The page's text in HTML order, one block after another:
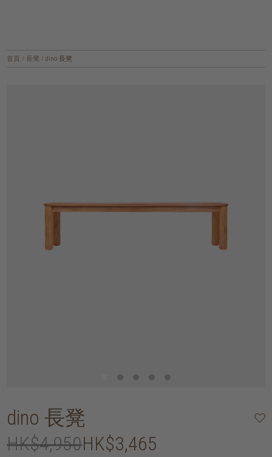
首頁 / 長凳 / dino 長凳
dino 長凳
HK$4,950HK$3,465